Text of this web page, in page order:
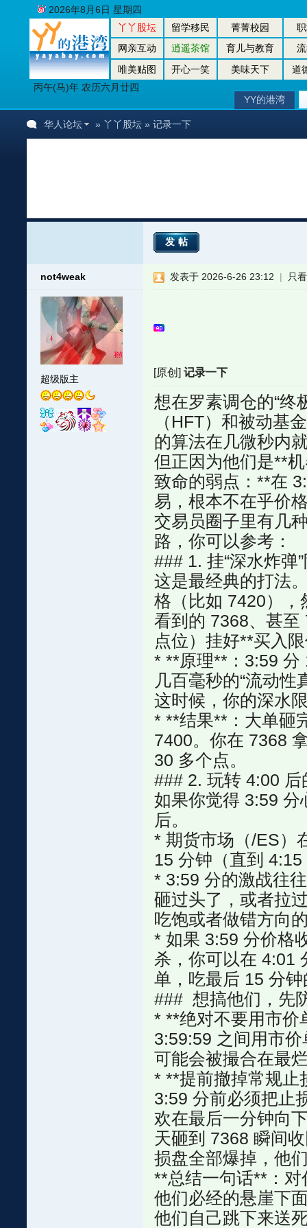
丫丫股坛 留学移民 菁菁校园
网亲互动
逍遥茶馆 育儿与教育
唯美贴图
开心一笑 美味天下
道
丙午(马)年 农历六月廿四
2026年8月6日 星期四
YY的港湾
华人论坛 » 丫丫股坛 » 记录一下
发帖
not4weak
超级版主
发表于 2026-6-26 23:12 | 只
[原创] 记录一下
想在罗素调仓的“终
（HFT）和被动
的算法在几微秒内
但正因为他们是**
致命的弱点：**在
易，根本不在乎价
交易员圈子里有几
路，你可以参考：
### 1. 挂“深水炸弹
这是最经典的打法
格（比如 7420），
看到的 7368、甚
点位）挂好**买入
* **原理**：3:59 分
几百毫秒的“流动
这时候，你的深水
* **结果**：大单砸
7400。你在 7368
30 多个点。
### 2. 玩转 4:00 后
如果你觉得 3:59 分
后。
* 期货市场（/ES）
15 分钟（直到
* 3:59 分的激战往
砸过头了，或者拉
吃饱或者做错方向
* 如果 3:59 分价格
杀，你可以在 4:01
单，吃最后 15 分
### 想搞他们，先
* **绝对不要用市价
3:59:59 之间用市
可能会被撮合在最
* **提前撤掉常规止
3:59 分前必须把止
欢在最后一分钟向
天砸到 7368 瞬间
损盘全部爆掉，他
**总结一句话**：
他们必经的悬崖下
他们自己跳下来送